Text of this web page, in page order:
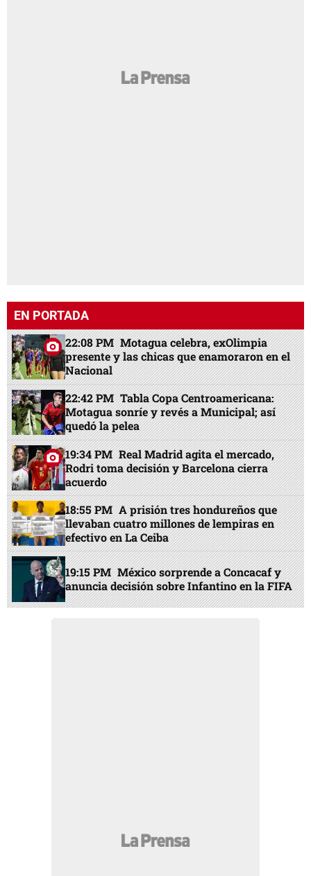
EN PORTADA
22:08 PM Motagua celebra, exOlimpia
presente y las chicas que enamoraron en el
Nacional
22:42 PM Tabla Copa Centroamericana:
Motagua sonríe y revés a Municipal; así
quedó la pelea
19:34 PM Real Madrid agita el mercado,
Rodri toma decisión y Barcelona cierra
acuerdo
18:55 PM A prisión tres hondureños que
llevaban cuatro millones de lempiras en
efectivo en La Ceiba
19:15 PM México sorprende a Concacaf y
anuncia decisión sobre Infantino en la FIFA